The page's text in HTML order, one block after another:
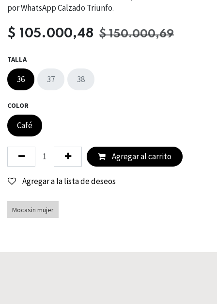
por WhatsApp Calzado Triunfo.
$ 105.000,48 $150.000,69
TALLA
36 37 38
COLOR
Café
Agregar al carrito
Agregar a la lista de deseos
Mocasin mujer